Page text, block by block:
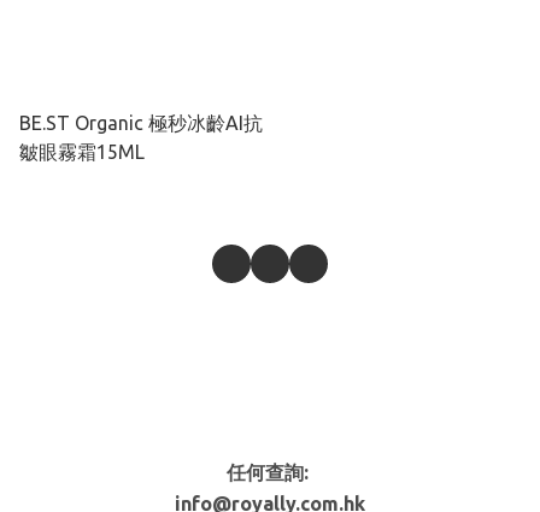
BE.ST Organic 極秒冰齡AI抗
皺眼霧霜15ML
任何查詢:
info@royally.com.hk